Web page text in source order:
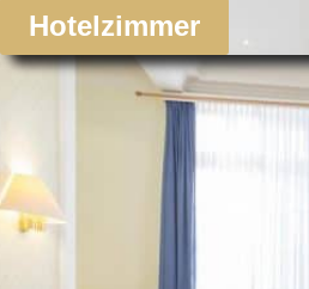
Hotelzimmer